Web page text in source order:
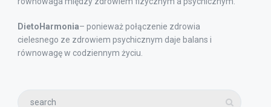
DietoHarmonia– ponieważ połączenie zdrowia
cielesnego ze zdrowiem psychicznym daje balans i
równowagę w codziennym życiu.